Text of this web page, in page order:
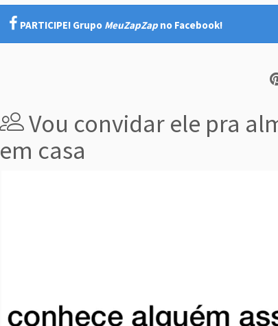
PARTICIPE! Grupo MeuZapZap no Facebook!
Vou convidar ele pra
em casa